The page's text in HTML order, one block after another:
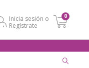
Inicia sesión o
Regístrate
0